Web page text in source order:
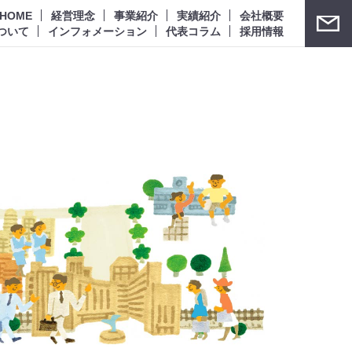
HOME 経営理念 事業紹介 実績紹介
会社概要
いて
インフォメーション 代表コラム 採用情報